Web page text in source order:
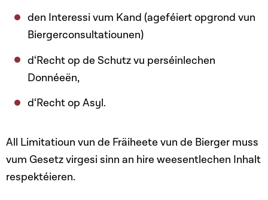
den Interessi vum Kand (ageféiert opgrond vun
Biergerconsultatiounen)
d‘Recht op de Schutz vu perséinlechen
Donnéeën,
d‘Recht op Asyl.
All Limitatioun vun de Fräiheete vun de Bierger muss
vum Gesetz virgesi sinn an hire weesentlechen Inhalt
respektéieren.